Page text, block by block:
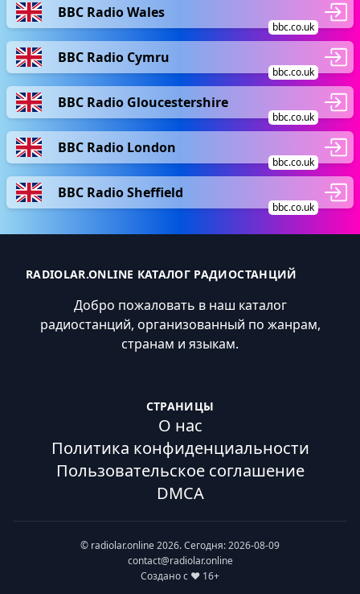
BBC Radio Wales
bbc.co.uk
BBC Radio Cymru
bbc.co.uk
BBC Radio Gloucestershire
bbc.co.uk
BBC Radio London
bbc.co.uk
BBC Radio Sheffield
bbc.co.uk
RADIOLAR.ONLINE КАТАЛОГ РАДИОСТАНЦИЙ
Добро пожаловать в наш каталог
радиостанций, организованный по жанрам,
странам и языкам.
СТРАНИЦЫ
О нас
Политика конфиденциальности
Пользовательское соглашение
DMCA
© radiolar.online 2026. Сегодня: 2026-08-09
contact@radiolar.online
Создано с ❤️ 16+